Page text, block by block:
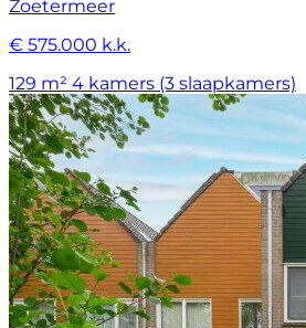
Zoetermeer
€ 575.000 k.k.
129 m² 4 kamers (3 slaapkamers)